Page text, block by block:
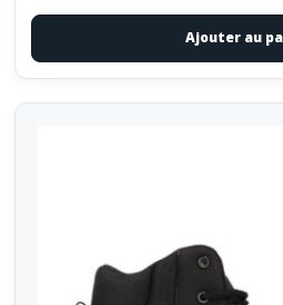
Ajouter au